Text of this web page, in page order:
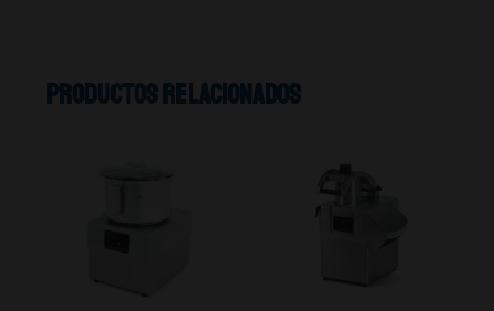
Productos relacionados